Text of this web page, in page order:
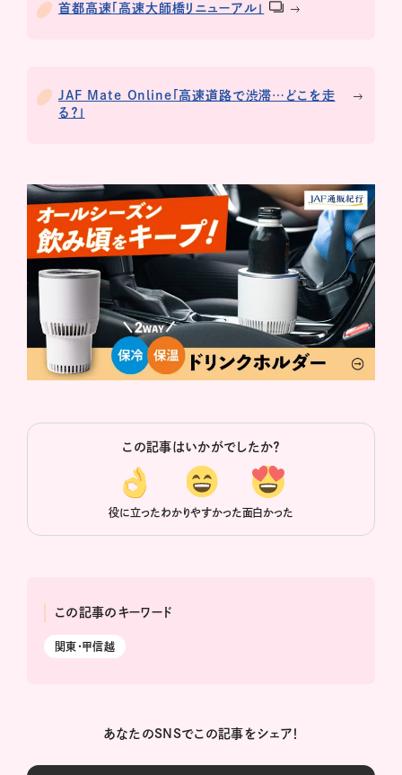
首都高速「高速大師橋リニューアル」
JAF Mate Online「高速道路で渋滞…どこを走
る？」
この記事はいかがでしたか？
役に立ったわかりやすかった面白かった
この記事のキーワード
関東・甲信越
あなたのSNSでこの記事をシェア！